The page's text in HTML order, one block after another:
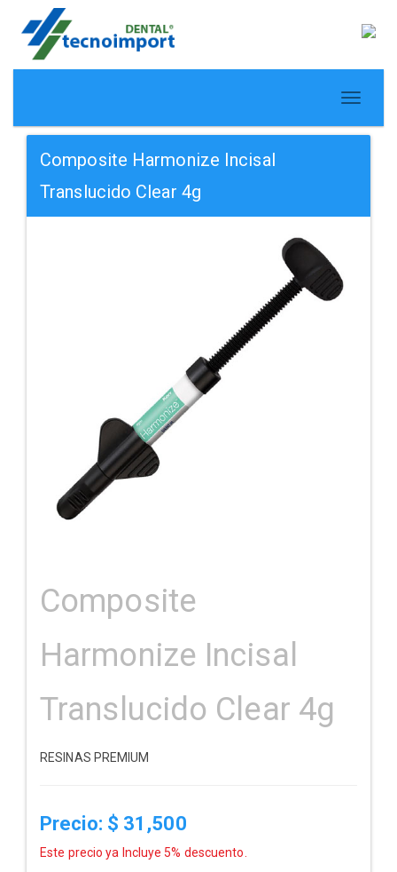
Composite Harmonize Incisal
Translucido Clear 4g
Composite
Harmonize Incisal
Translucido Clear 4g
RESINAS PREMIUM
Precio: $ 31,500
Este precio ya Incluye 5% descuento.